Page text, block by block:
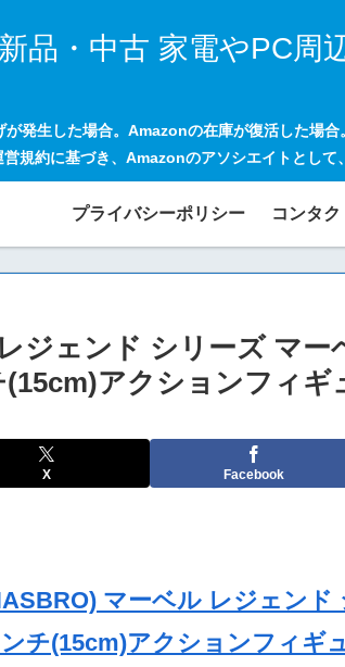
新品・中古 家電やPC周
発生した場合。Amazonの在庫が復活した場
規約に基づき、Amazonのアソシエイトとして
プライバシーポリシー コンタ
ジェンド シリーズ マ
アクションフィギ
X Facebook
マーベル レジェン
チ(15cm)アクションフィギ